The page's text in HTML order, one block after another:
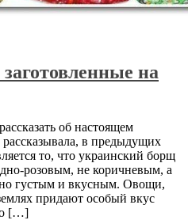
на
об настоящем
в предыдущих
то, что украинский борщ
розовым, не коричневым, а
густым и вкусным. Овощи,
придают особый вкус
[…]